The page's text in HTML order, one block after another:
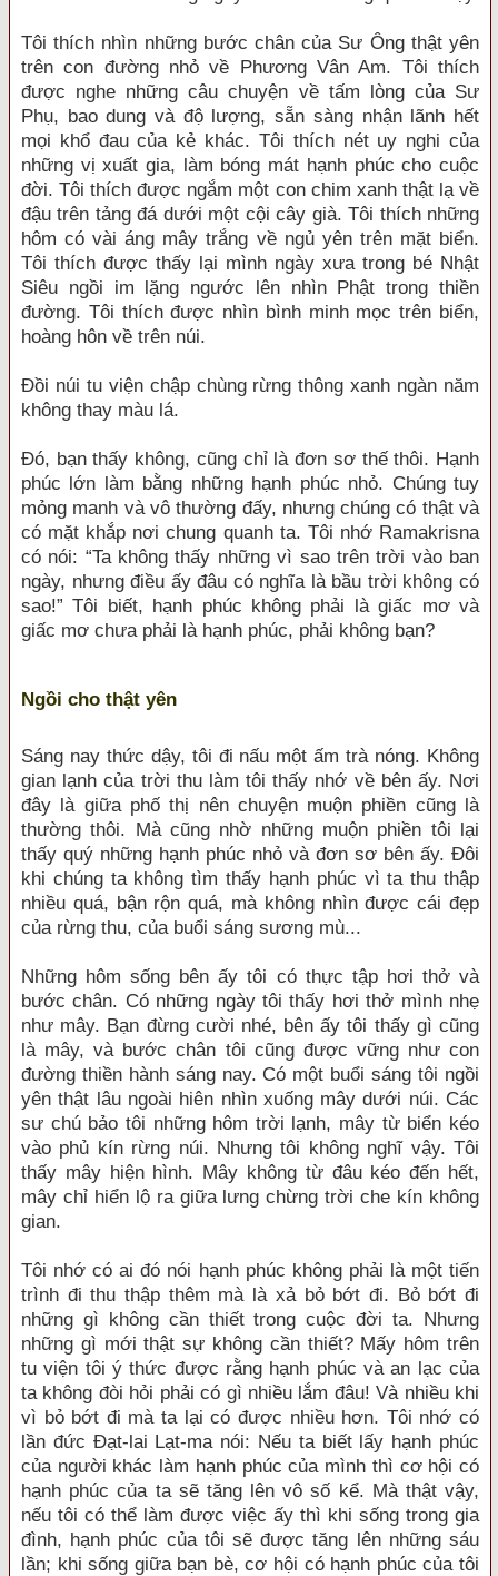
Tôi thích nhìn những bước chân của Sư Ông thật yên
trên con đường nhỏ về Phương Vân Am. Tôi thích
được nghe những câu chuyện về tấm lòng của Sư
Phụ, bao dung và độ lượng, sẵn sàng nhận lãnh hết
mọi khổ đau của kẻ khác. Tôi thích nét uy nghi của
những vị xuất gia, làm bóng mát hạnh phúc cho cuộc
đời. Tôi thích được ngắm một con chim xanh thật lạ về
đậu trên tảng đá dưới một cội cây già. Tôi thích những
hôm có vài áng mây trắng về ngủ yên trên mặt biển.
Tôi thích được thấy lại mình ngày xưa trong bé Nhật
Siêu ngồi im lặng ngước lên nhìn Phật trong thiền
đường. Tôi thích được nhìn bình minh mọc trên biển,
hoàng hôn về trên núi.
Đồi núi tu viện chập chùng rừng thông xanh ngàn năm
không thay màu lá.
Đó, bạn thấy không, cũng chỉ là đơn sơ thế thôi. Hạnh
phúc lớn làm bằng những hạnh phúc nhỏ. Chúng tuy
mỏng manh và vô thường đấy, nhưng chúng có thật và
có mặt khắp nơi chung quanh ta. Tôi nhớ Ramakrisna
có nói: “Ta không thấy những vì sao trên trời vào ban
ngày, nhưng điều ấy đâu có nghĩa là bầu trời không có
sao!” Tôi biết, hạnh phúc không phải là giấc mơ và
giấc mơ chưa phải là hạnh phúc, phải không bạn?
Ngồi cho thật yên
Sáng nay thức dậy, tôi đi nấu một ấm trà nóng. Không
gian lạnh của trời thu làm tôi thấy nhớ về bên ấy. Nơi
đây là giữa phố thị nên chuyện muộn phiền cũng là
thường thôi. Mà cũng nhờ những muộn phiền tôi lại
thấy quý những hạnh phúc nhỏ và đơn sơ bên ấy. Đôi
khi chúng ta không tìm thấy hạnh phúc vì ta thu thập
nhiều quá, bận rộn quá, mà không nhìn được cái đẹp
của rừng thu, của buổi sáng sương mù...
Những hôm sống bên ấy tôi có thực tập hơi thở và
bước chân. Có những ngày tôi thấy hơi thở mình nhẹ
như mây. Bạn đừng cười nhé, bên ấy tôi thấy gì cũng
là mây, và bước chân tôi cũng được vững như con
đường thiền hành sáng nay. Có một buổi sáng tôi ngồi
yên thật lâu ngoài hiên nhìn xuống mây dưới núi. Các
sư chú bảo tôi những hôm trời lạnh, mây từ biển kéo
vào phủ kín rừng núi. Nhưng tôi không nghĩ vậy. Tôi
thấy mây hiện hình. Mây không từ đâu kéo đến hết,
mây chỉ hiển lộ ra giữa lưng chừng trời che kín không
gian.
Tôi nhớ có ai đó nói hạnh phúc không phải là một tiến
trình đi thu thập thêm mà là xả bỏ bớt đi. Bỏ bớt đi
những gì không cần thiết trong cuộc đời ta. Nhưng
những gì mới thật sự không cần thiết? Mấy hôm trên
tu viện tôi ý thức được rằng hạnh phúc và an lạc của
ta không đòi hỏi phải có gì nhiều lắm đâu! Và nhiều khi
vì bỏ bớt đi mà ta lại có được nhiều hơn. Tôi nhớ có
lần đức Đạt-lai Lạt-ma nói: Nếu ta biết lấy hạnh phúc
của người khác làm hạnh phúc của mình thì cơ hội có
hạnh phúc của ta sẽ tăng lên vô số kể. Mà thật vậy,
nếu tôi có thể làm được việc ấy thì khi sống trong gia
đình, hạnh phúc của tôi sẽ được tăng lên những sáu
lần; khi sống giữa bạn bè, cơ hội có hạnh phúc của tôi